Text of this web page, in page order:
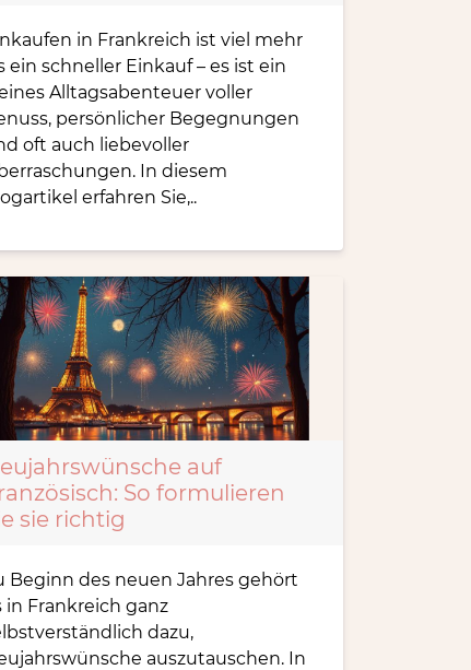
in Frankreich ist viel mehr
ein schneller Einkauf – es ist ein
Alltagsabenteuer voller
persönlicher Begegnungen
oft auch liebevoller
In diesem
erfahren Sie,..
auf
So formulieren
sie richtig
Beginn des neuen Jahres gehört
in Frankreich ganz
dazu,
auszutauschen. In